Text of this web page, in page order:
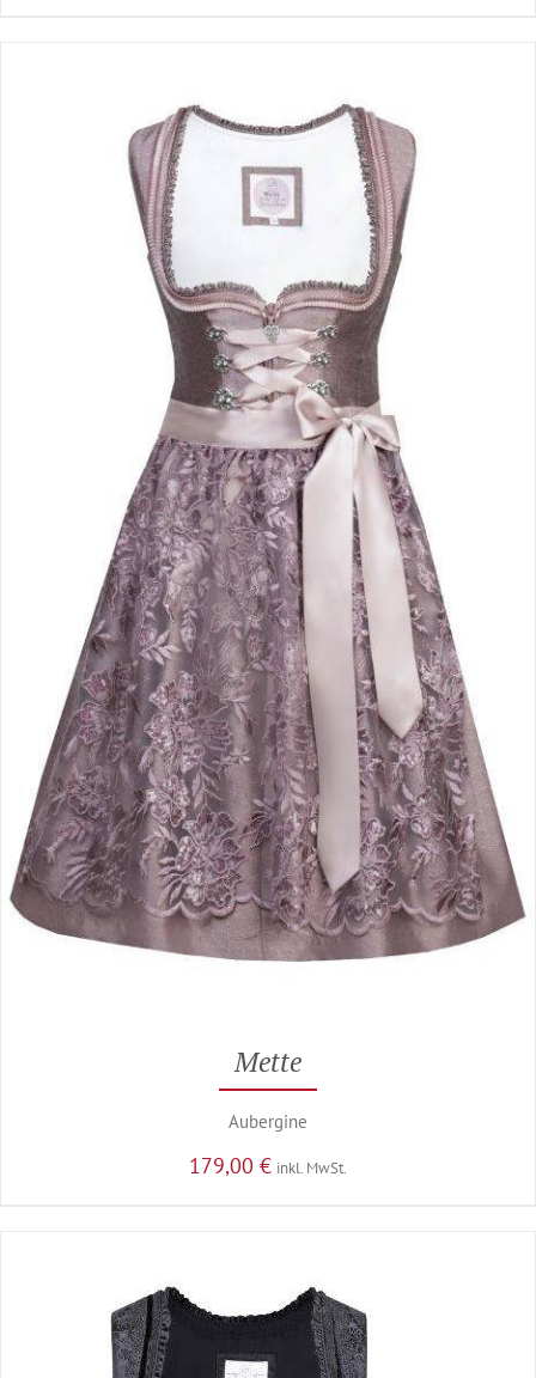
Mette
Aubergine
179,00 € inkl. MwSt.